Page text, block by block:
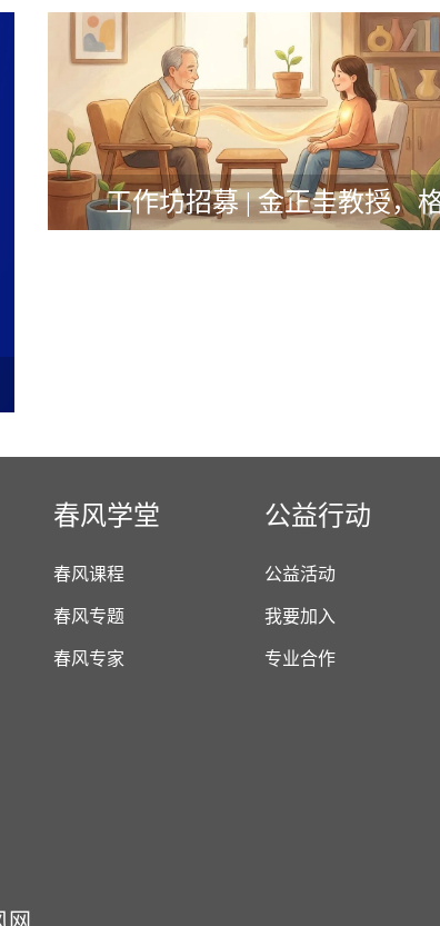
工作坊招募 | 金正圭教授，
春风学堂
春风课程
春风专题
春风专家
公益行动
公益活动
我要加入
专业合作
网